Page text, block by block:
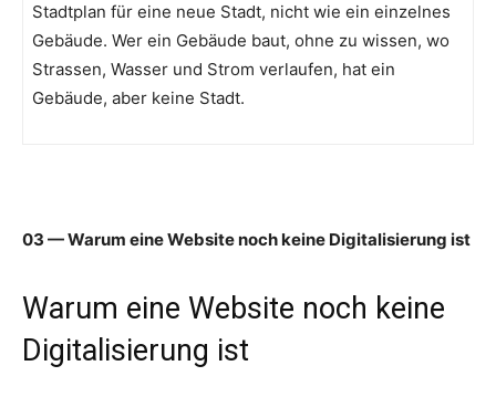
Stadtplan für eine neue Stadt, nicht wie ein einzelnes
Gebäude. Wer ein Gebäude baut, ohne zu wissen, wo
Strassen, Wasser und Strom verlaufen, hat ein
Gebäude, aber keine Stadt.
03 — Warum eine Website noch keine Digitalisierung ist
Warum eine Website noch keine
Digitalisierung ist